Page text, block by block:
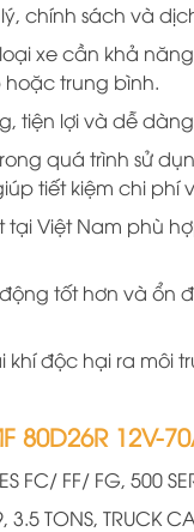
chính sách và
xe cần khả
trung bình.
tiện lợi và dễ
quá trình sử
tiết kiệm chi phí
Việt Nam phù
tốt hơn và ổn
khí độc hại ra môi
80D26R 12V-
FC/ FF/ FG, 500
3.5 TONS, TRUCK